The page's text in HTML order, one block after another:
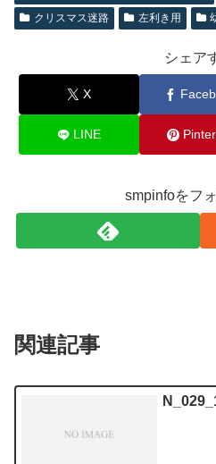
クリスマス迷路
左利き用
シェア
X
LINE
smpinfoをフ
関連記事